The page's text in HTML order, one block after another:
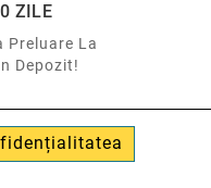
ZILE
Preluare La
Depozit!